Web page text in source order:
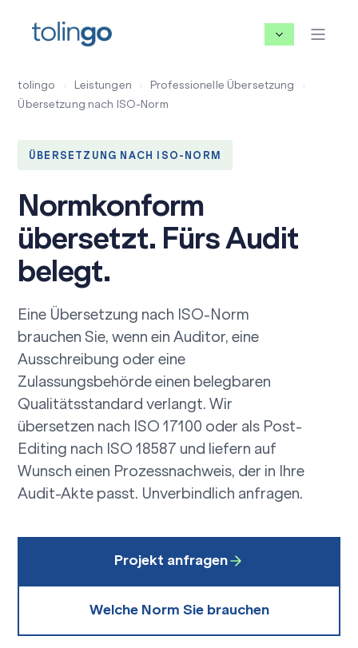
tolingo › Leistungen › Professionelle Übersetzung
›
Übersetzung nach ISO-Norm
ÜBERSETZUNG NACH ISO-NORM
Normkonform
übersetzt. Fürs Audit
belegt.
Eine Übersetzung nach ISO-Norm
brauchen Sie, wenn ein Auditor, eine
Ausschreibung oder eine
Zulassungsbehörde einen belegbaren
Qualitätsstandard verlangt. Wir
übersetzen nach ISO 17100 oder als Post-
Editing nach ISO 18587 und liefern auf
Wunsch einen Prozessnachweis, der in Ihre
Audit-Akte passt. Unverbindlich anfragen.
Projekt anfragen
Welche Norm Sie brauchen